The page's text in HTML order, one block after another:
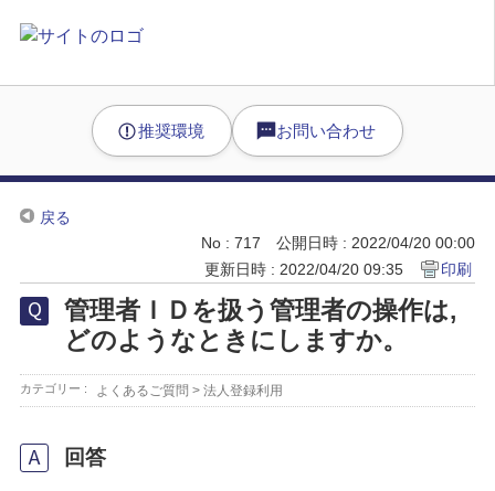
推奨環境 お問い合わせ
戻る
No : 717
公開日時 : 2022/04/20 00:00
更新日時 : 2022/04/20 09:35
印刷
管理者ＩＤを扱う管理者の操作は,
どのようなときにしますか。
カテゴリー : よくあるご質問 > 法人登録利用
回答